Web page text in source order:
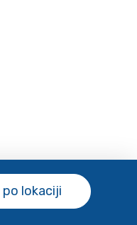
po lokaciji